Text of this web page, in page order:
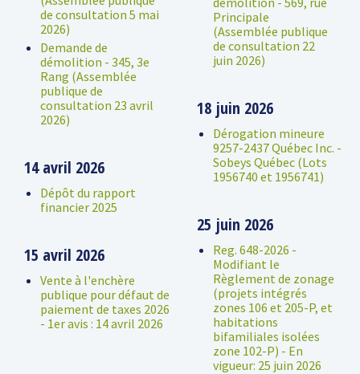
de consultation 5 mai
2026)
Demande de
démolition - 345, 3e
Rang (Assemblée
publique de
consultation 23 avril
2026)
14 avril 2026
Dépôt du rapport
financier 2025
15 avril 2026
Vente à l'enchère
publique pour défaut de
paiement de taxes 2026
- 1er avis : 14 avril 2026
Principale
(Assemblée publique
de consultation 22
juin 2026)
18 juin 2026
Dérogation mineure
9257-2437 Québec Inc. -
Sobeys Québec (Lots
1956740 et 1956741)
25 juin 2026
Reg. 648-2026 -
Modifiant le
Règlement de zonage
(projets intégrés
zones 106 et 205-P, et
habitations
bifamiliales isolées
zone 102-P) - En
vigueur: 25 juin 2026